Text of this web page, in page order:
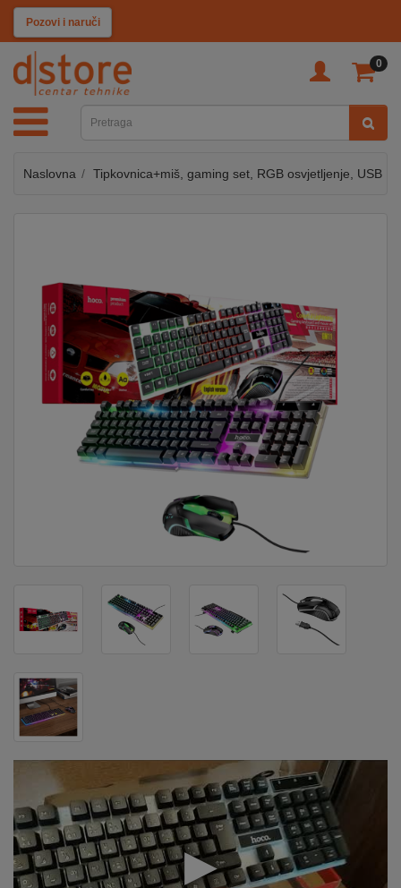
Pozovi i naruči
0
KATEGORIJE
TV
SAT
MOBILNI
KABLOVI
KUĆANSKI
KLIMATIZACIJA
PC
&
GAME
INTERNO
MOJ
Naslovna Tipkovnica+miš, gaming set, RGB osvjetljenje, USB